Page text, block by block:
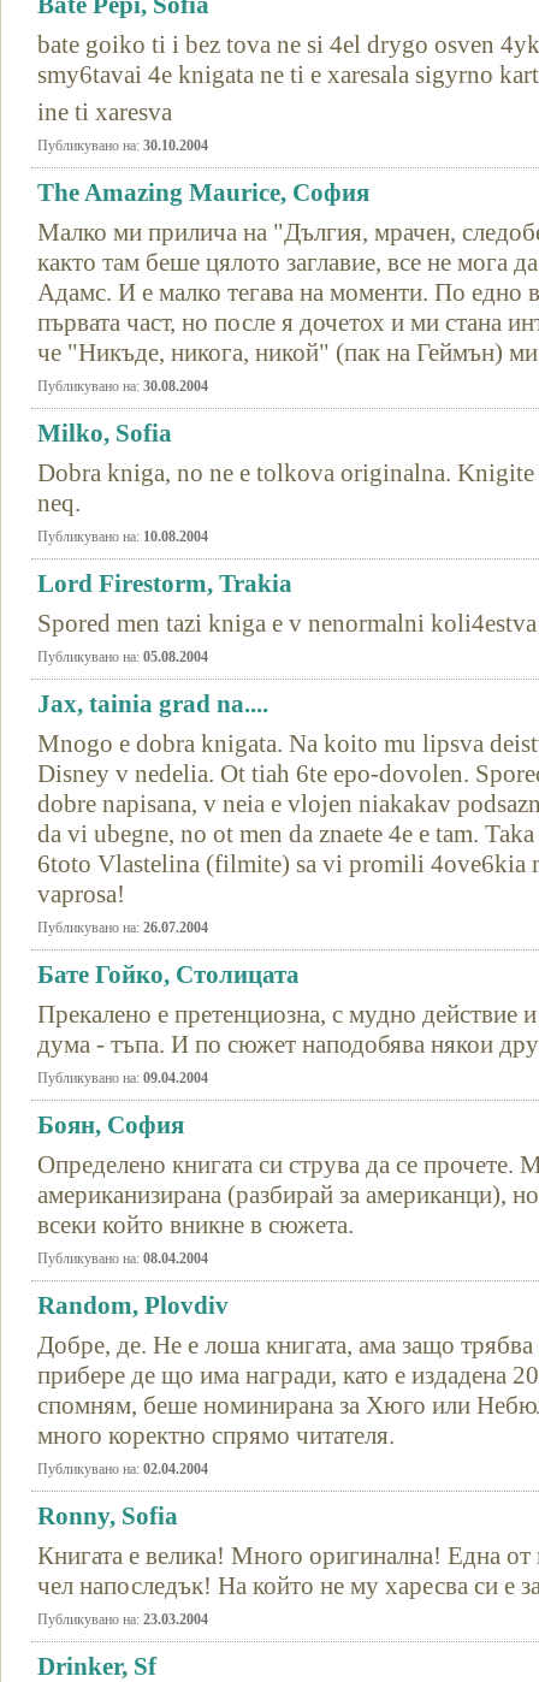
bate goiko ti i bez tova ne si 4el drygo osven
smy6tavai 4e knigata ne ti e xaresala sigyrno
ine ti xaresva
Публикувано на: 30.10.2004
The Amazing Maurice, София
Малко ми прилича на "Дългия, мрачен,
както там беше цялото заглавие, все не мога
Адамс. И е малко тегава на моменти. По едно
първата част, но после я дочетох и ми стана
че "Никъде, никога, никой" (пак на Геймън) ми
Публикувано на: 30.08.2004
Milko, Sofia
Dobra kniga, no ne e tolkova originalna. Knigite
neq.
Публикувано на: 10.08.2004
Lord Firestorm, Trakia
Spored men tazi kniga e v nenormalni
Публикувано на: 05.08.2004
Jax, tainia grad na....
Mnogo e dobra knigata. Na koito mu lipsva
Disney v nedelia. Ot tiah 6te epo-dovolen.
dobre napisana, v neia e vlojen niakakav
da vi ubegne, no ot men da znaete 4e e tam.
6toto Vlastelina (filmite) sa vi promili 4ove6kia
vaprosa!
Публикувано на: 26.07.2004
Бате Гойко, Столицата
Прекалено е претенциозна, с мудно действие
дума - тъпа. И по сюжет наподобява някои
Публикувано на: 09.04.2004
Боян, София
Определено книгата си струва да се прочете.
американизирана (разбирай за американци),
всеки който вникне в сюжета.
Публикувано на: 08.04.2004
Random, Plovdiv
Добре, де. Не е лоша книгата, ама защо
прибере де що има награди, като е издадена
спомням, беше номинирана за Хюго или
много коректно спрямо читателя.
Публикувано на: 02.04.2004
Ronny, Sofia
Книгата е велика! Много оригинална! Една от
чел напоследък! На който не му харесва си е
Публикувано на: 23.03.2004
Drinker, Sf